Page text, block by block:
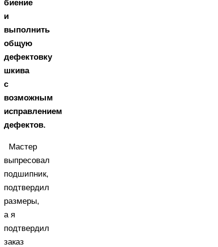
биение
и
выполнить
общую
дефектовку
шкива
с
возможным
исправлением
дефектов.
Мастер
выпресовал
подшипник,
подтвердил
размеры,
а я
подтвердил
заказ